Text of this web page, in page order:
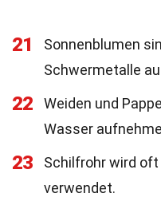
21
Sonnenblumen
Schwermetalle
22
Weiden und
Wasser
23
Schilfrohr wird
verwendet.